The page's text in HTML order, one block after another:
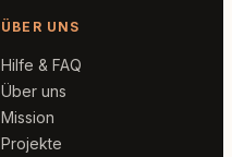
ÜBER UNS
Hilfe & FAQ
Über uns
Mission
Projekte